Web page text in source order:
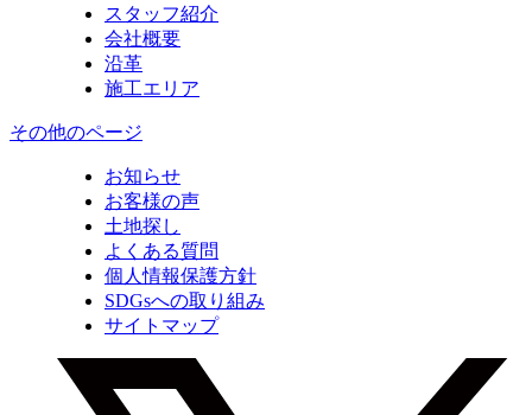
スタッフ紹介
会社概要
沿革
施工エリア
その他のページ
お知らせ
お客様の声
土地探し
よくある質問
個人情報保護方針
SDGsへの取り組み
サイトマップ